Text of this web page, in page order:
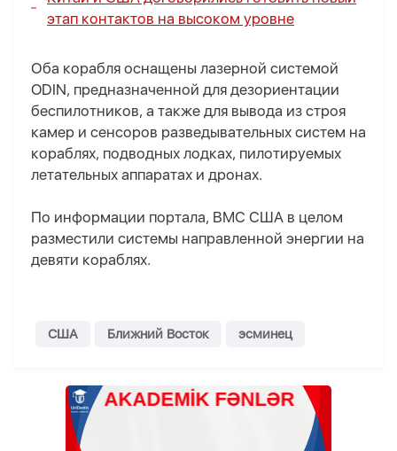
этап контактов на высоком уровне
Оба корабля оснащены лазерной системой
ODIN, предназначенной для дезориентации
беспилотников, а также для вывода из строя
камер и сенсоров разведывательных систем на
кораблях, подводных лодках, пилотируемых
летательных аппаратах и дронах.
По информации портала, ВМС США в целом
разместили системы направленной энергии на
девяти кораблях.
США Ближний Восток эсминец